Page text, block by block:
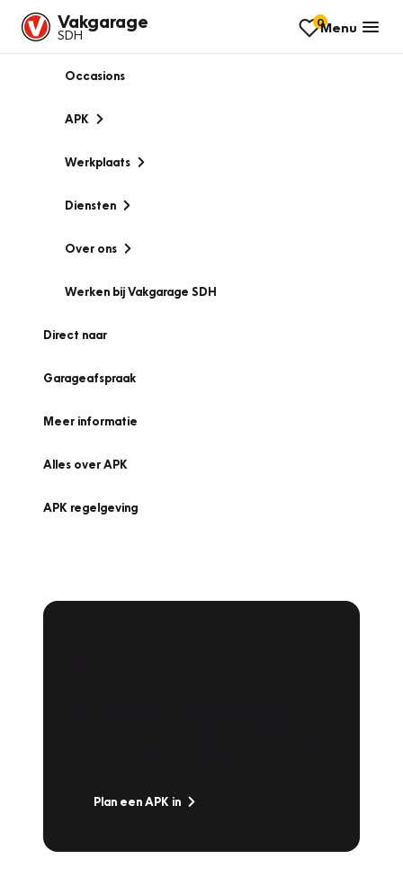
Vakgarage
SDH
0Menu
Occasions
APK
Werkplaats
Diensten
Over ons
Werken bij Vakgarage SDH
Direct naar
Garageafspraak
Meer informatie
Alles over APK
APK regelgeving
Plan een APK in